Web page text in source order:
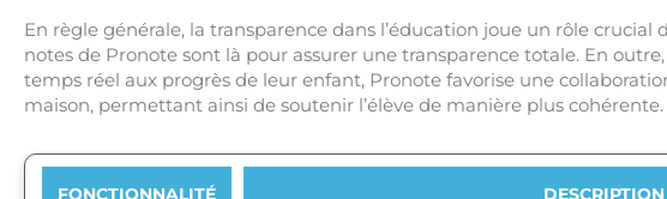
En règle générale, la transparence dans l’éducation joue un rôle crucial
notes de Pronote sont là pour assurer une transparence totale. En
temps réel aux progrès de leur enfant, Pronote favorise une
maison, permettant ainsi de soutenir l’élève de manière plus cohérente.
FONCTIONNALITÉ DESCRIPTION